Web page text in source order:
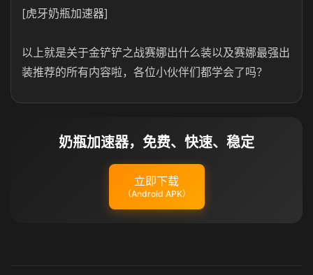
[虎牙奶瓶加速器]
以上就是关于金铲铲之战赛娜出什么装以及赛娜最强出
装推荐的所有内容啦，各位小伙伴们都学会了吗？
奶瓶加速器，免费、快速、稳定
立即下载
（Android APK）